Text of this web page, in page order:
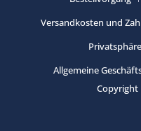
Versandkosten und
Allgemeine
Copyright